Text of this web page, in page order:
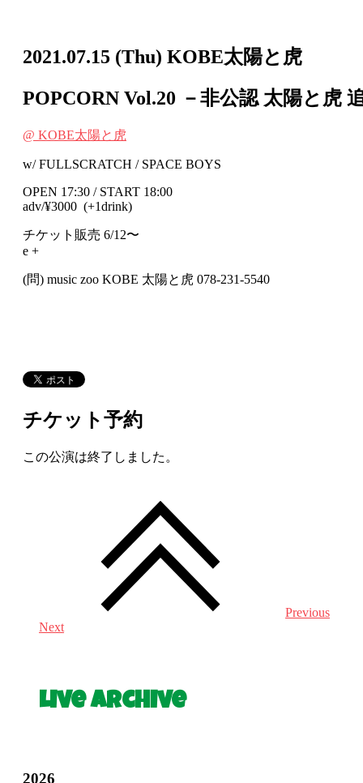
2021.07.15 (Thu) KOBE太陽と虎
POPCORN Vol.20 －非公認 太陽と虎
@ KOBE太陽と虎
w/ FULLSCRATCH / SPACE BOYS
OPEN 17:30 / START 18:00
adv/¥3000 (+1drink)
チケット販売 6/12〜
e +
(問) music zoo KOBE 太陽と虎 078-231-5540
チケット予約
この公演は終了しました。
Previous
Next
Live Archive
2026